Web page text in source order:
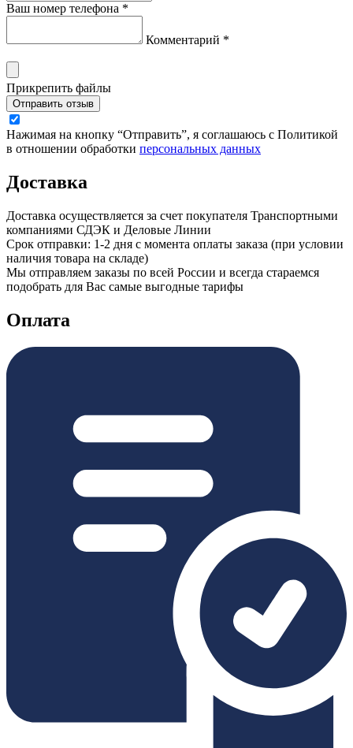
Ваш номер телефона *
Комментарий *
Прикрепить файлы
Отправить отзыв
Нажимая на кнопку “Отправить”, я соглашаюсь с Политикой
в отношении обработки персональных данных
Доставка
Доставка осуществляется за счет покупателя Транспортными
компаниями СДЭК и Деловые Линии
Срок отправки: 1-2 дня с момента оплаты заказа (при условии
наличия товара на складе)
Мы отправляем заказы по всей России и всегда стараемся
подобрать для Вас самые выгодные тарифы
Оплата